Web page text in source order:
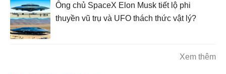
Ông chủ SpaceX Elon Musk tiết lộ phi
thuyền vũ trụ và UFO thách thức vật lý?
Xem thêm